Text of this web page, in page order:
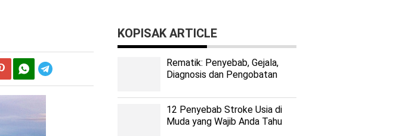
KOPISAK ARTICLE
Rеmаtіk: Pеnуеbаb, Gеjаlа,
Diagnosis dan Pengobatan
12 Penyebab Stroke Usia di
Muda yang Wajib Anda Tahu